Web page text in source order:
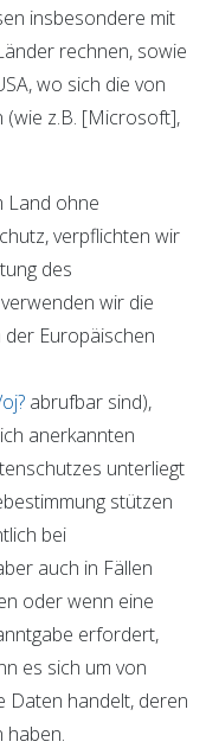
insbesondere mit
rechnen, sowie
wo sich die von
(wie z.B. [Microsoft],
Land ohne
verpflichten wir
des
wir die
Europäischen
abrufbar sind),
anerkannten
unterliegt
stützen
bei
auch in Fällen
oder wenn eine
erfordert,
es sich um von
Daten handelt, deren
haben.